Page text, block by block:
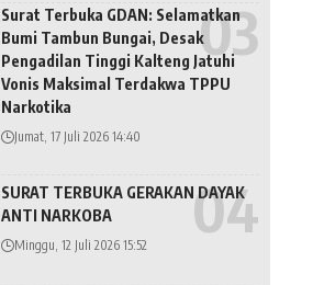
Surat Terbuka GDAN: Selamatkan
Bumi Tambun Bungai, Desak
Pengadilan Tinggi Kalteng Jatuhi
Vonis Maksimal Terdakwa TPPU
Narkotika
Jumat, 17 Juli 2026 14:40
SURAT TERBUKA GERAKAN DAYAK
ANTI NARKOBA
Minggu, 12 Juli 2026 15:52